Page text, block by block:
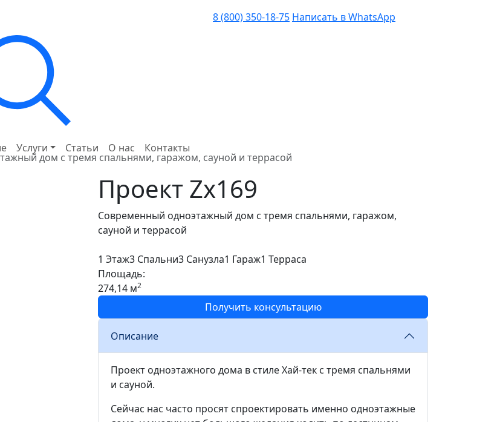
Услуги Статьи О нас Контакты
8 (800) 350-18-75 Написать в WhatsApp
дом с тремя спальнями, гаражом, сауной и террасой
Проект Zx169
Современный одноэтажный дом с тремя спальнями, гаражом,
сауной и террасой
1 Этаж3 Спальни3 Санузла1 Гараж1 Терраса
Площадь:
274,14 м2
Получить консультацию
Описание
Проект одноэтажного дома в стиле Хай-тек с тремя спальнями
и сауной.
Сейчас нас часто просят спроектировать именно одноэтажные